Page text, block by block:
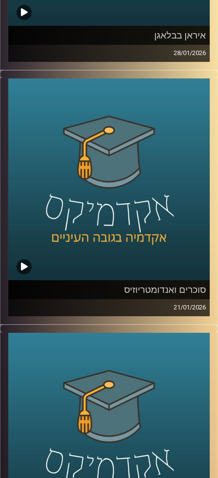
איראן בבלאגן
28/01/2026
מאז הפעם האחרונה שדיברנו עם ד׳׳ר מאיר ג׳בדנפר, איראן
חווה טלטלה עמוקה, מחאה מתמשכת, דיכוי אלים שבו נהרגו
בפרק הזה ננסה להבין מה באמת קורה בתוך איראן היום, איך
נראית המחאה מבפנים, עד כמה המשטר מרגיש מאוים, ואיך כל
זה מתחבר גם לאזור, לישראל, ולמה שאנחנו רואים בכותרות.
אז כדי לדבר על כל זה, שב אלינו ד׳׳ר מאיר ג׳בדנפר, מומחה
לפוליטיקה עכשווית של איראן בבית הספר לאודר לממשל,
דיפלומטיה ואסטרטגיה באוניברסיטת רייכמן
קרדיט תמונות:
AudioVersity
סוכרים ואנדומטריוזיס
21/01/2026
כשאנחנו חושבים על מחלות קשות כמו סרטן, אנחנו בדרך
כלל מדמיינים מוטציות, גנים ואולי גם כימותרפיה. אבל יש
שמצליח להתחמק. זו שכבת הסוכרים, שרשראות זעירות
שעוטפות את התאים שלנו, כמו סוג של “תעודת זהות”
ביולוגית. כשהתעודה הזו משתנה, זה יכול להופיע בסרטן, אבל
זה יכול להופיע גם במחלות אחרות, למשל אנדומטריוזיס, מחלה
נפוצה וכואבת שלפעמים לוקח שנים עד שמקבלים עליה
אבחנה. והשאלה המרתקת היא האם אפשר לקחת את השינויים
האלה על פני התא ולהפוך אותם לשפה חדשה של רפואה, גם
לאבחון מוקדם יותר וגם לטיפול מדויק יותר.
היום בפרק אנחנו נכנסים לעולם הזה, עולם הגליקוביולוגיה
התרגומית, ונשאל איך הופכים שינוי קטן על פני תא לכלי